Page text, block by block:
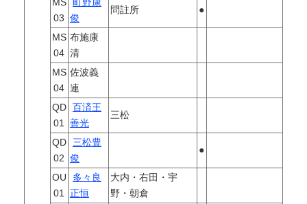
03 俊
問註所 ●
MS
04
布施康
清
MS
04
佐波義
連
QD
01
百済王
善光
三松
QD
02
三松豊
俊
●
OU
01
多々良
正恒
大内・右田・宇
野・朝倉